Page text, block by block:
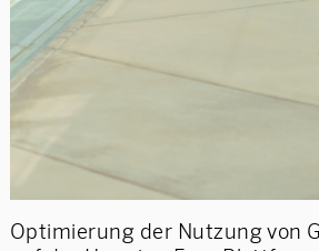
Optimierung der Nutzung von